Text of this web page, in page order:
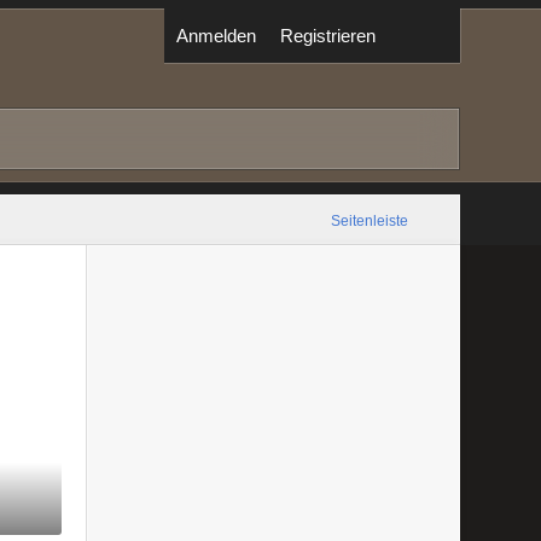
Anmelden Registrieren
Seitenleiste